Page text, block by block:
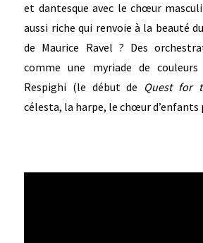
et dantesque avec le chœur
aussi riche qui renvoie à la beauté
de Maurice Ravel ? Des
comme une myriade de
Respighi (le début de Quest for
célesta, la harpe, le chœur d’enfants